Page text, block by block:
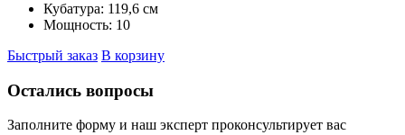
Кубатура: 119,6 см
Мощность: 10
Быстрый заказ В корзину
Остались вопросы
Заполните форму и наш эксперт проконсультирует вас